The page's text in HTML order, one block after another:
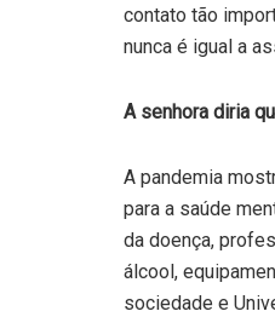
contato tão
nunca é igual a
A senhora diria
A pandemia
para a saúde
da doença,
álcool,
sociedade e